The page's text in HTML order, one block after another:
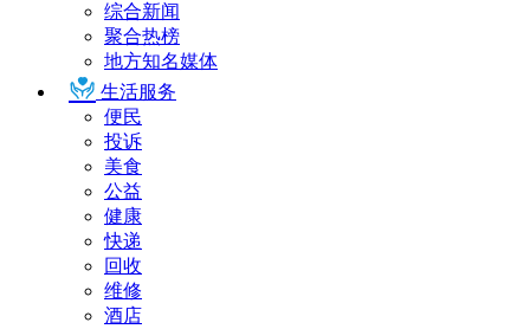
综合新闻
聚合热榜
地方知名媒体
生活服务
便民
投诉
美食
公益
健康
快递
回收
维修
酒店